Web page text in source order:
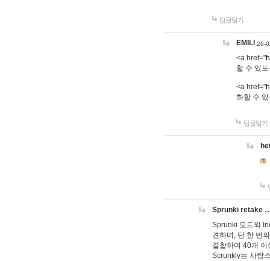
답글달기
EMILI 26-
<a href="
할 수 있
<a href="
화할 수
답글달기
Sprunki retake
Sprunki 모드와
견하며, 단 한 번
결합하여 40개
Scrunkly는 사랑